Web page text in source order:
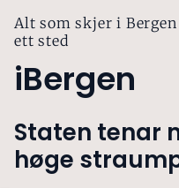
Alt som skjer i
ett sted
iBergen
Staten tenar
høge